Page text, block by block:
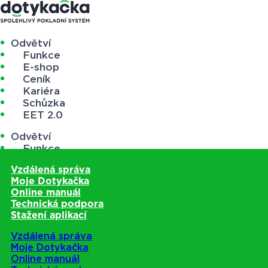
Odvětví
Funkce
E-shop
Ceník
Kariéra
Schůzka
EET 2.0
Odvětví
Funkce
Ceník
Kariéra
Schůzka
EET 2.0
Vzdálená správa
Moje Dotykačka
Online manuál
Technická podpora
Stažení aplikací
Vzdálená správa
Moje Dotykačka
Online manuál